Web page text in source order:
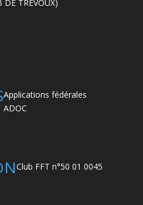
DE TREVOUX)
Applications fédérales
ADOC
Club FFT n°50 01 0045